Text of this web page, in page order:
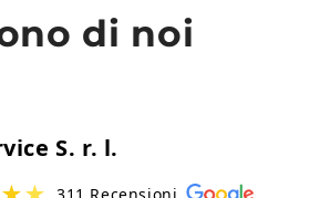
di noi